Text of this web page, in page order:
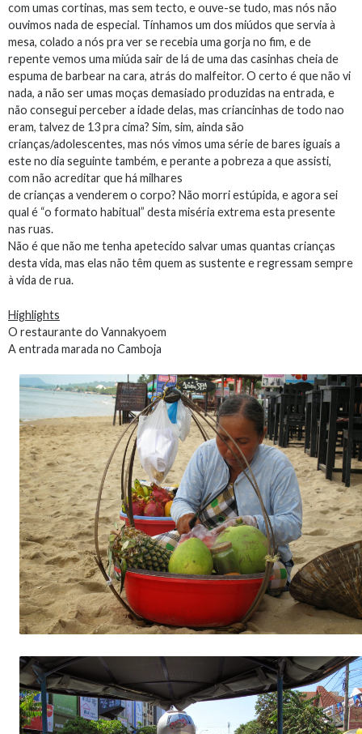
com umas cortinas, mas sem tecto, e ouve-se tudo, mas nós não
ouvimos nada de especial. Tínhamos um dos miúdos que servia à
mesa, colado a nós pra ver se recebia uma gorja no fim, e de
repente vemos uma miúda sair de lá de uma das casinhas cheia de
espuma de barbear na cara, atrás do malfeitor. O certo é que não vi
nada, a não ser umas moças demasiado produzidas na entrada, e
não consegui perceber a idade delas, mas criancinhas de todo nao
eram, talvez de 13 pra cima? Sim, sim, ainda são
crianças/adolescentes, mas nós vimos uma série de bares iguais a
este no dia seguinte também, e perante a pobreza a que assisti,
com não acreditar que há milhares
de crianças a venderem o corpo? Não morri estúpida, e agora sei
qual é “o formato habitual” desta miséria extrema esta presente
nas ruas.
Não é que não me tenha apetecido salvar umas quantas crianças
desta vida, mas elas não têm quem as sustente e regressam sempre
à vida de rua.
Highlights
O restaurante do Vannakyoem
A entrada marada no Camboja